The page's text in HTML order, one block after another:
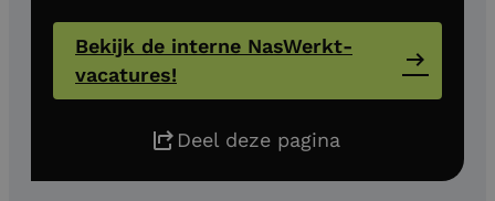
Bekijk de interne NasWerkt-
vacatures!
Deel deze pagina